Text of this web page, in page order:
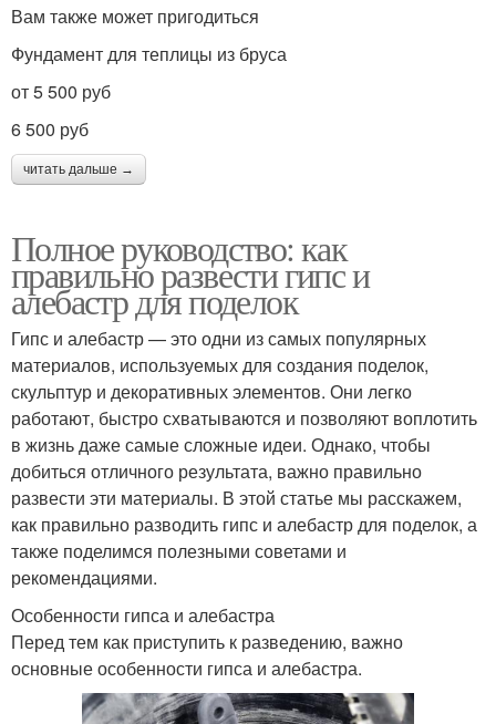
Вам также может пригодиться
Фундамент для теплицы из бруса
от 5 500 руб
6 500 руб
читать дальше →
Полное руководство: как
правильно развести гипс и
алебастр для поделок
Гипс и алебастр — это одни из самых популярных
материалов, используемых для создания поделок,
скульптур и декоративных элементов. Они легко
работают, быстро схватываются и позволяют воплотить
в жизнь даже самые сложные идеи. Однако, чтобы
добиться отличного результата, важно правильно
развести эти материалы. В этой статье мы расскажем,
как правильно разводить гипс и алебастр для поделок, а
также поделимся полезными советами и
рекомендациями.
Особенности гипса и алебастра
Перед тем как приступить к разведению, важно
основные особенности гипса и алебастра.